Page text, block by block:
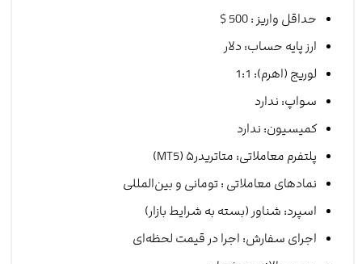
حداقل واریز : 500 $
ارز پایه حساب‌: دلار
لوریج (اهرم): 1:1
سواپ: ندارد
کمیسیون: ندارد
پلتفرم معاملاتی: متاتریدر۵ (MT5)
نمادهای معاملاتی : تومانی و بین‌المللی
اسپرد: شناور (بسته به شرایط بازار)
اجرای سفارش: اجرا در قیمت لحظه‌ای